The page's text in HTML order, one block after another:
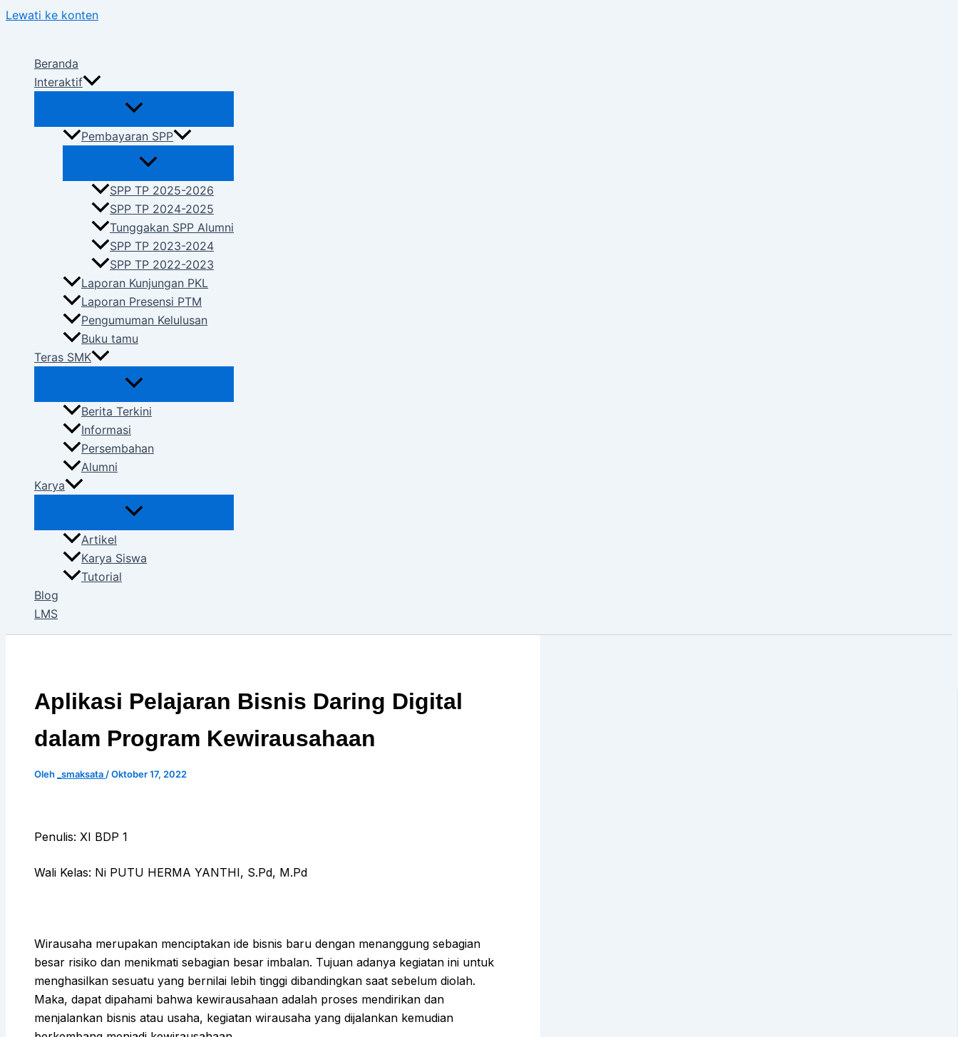
Lewati ke konten
Beranda
Interaktif
Pembayaran SPP
SPP TP 2025-2026
SPP TP 2024-2025
Tunggakan SPP Alumni
SPP TP 2023-2024
SPP TP 2022-2023
Laporan Kunjungan PKL
Laporan Presensi PTM
Pengumuman Kelulusan
Buku tamu
Teras SMK
Berita Terkini
Informasi
Persembahan
Alumni
Karya
Artikel
Karya Siswa
Tutorial
Blog
LMS
Aplikasi Pelajaran Bisnis Daring Digital
dalam Program Kewirausahaan
Oleh _smaksata /Oktober 17, 2022
Penulis: XI BDP 1
Wali Kelas: Ni PUTU HERMA YANTHI, S.Pd, M.Pd
Wirausaha merupakan menciptakan ide bisnis baru dengan menanggung sebagian
besar risiko dan menikmati sebagian besar imbalan. Tujuan adanya kegiatan ini untuk
menghasilkan sesuatu yang bernilai lebih tinggi dibandingkan saat sebelum diolah.
Maka, dapat dipahami bahwa kewirausahaan adalah proses mendirikan dan
menjalankan bisnis atau usaha, kegiatan wirausaha yang dijalankan kemudian